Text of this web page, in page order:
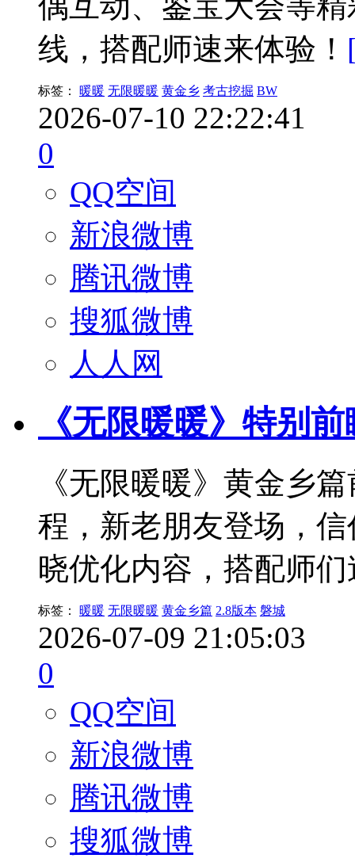
线，搭配师速来体验！
标签： 暖暖 无限暖暖 黄金乡 考古挖掘 BW
2026-07-10 22:22:41
0
QQ空间
新浪微博
腾讯微博
搜狐微博
人人网
《无限暖暖》特别
《无限暖暖》黄金乡
程，新老朋友登场，
晓优化内容，搭配师
标签： 暖暖 无限暖暖 黄金乡篇 2.8版本 磐城
2026-07-09 21:05:03
0
QQ空间
新浪微博
腾讯微博
搜狐微博